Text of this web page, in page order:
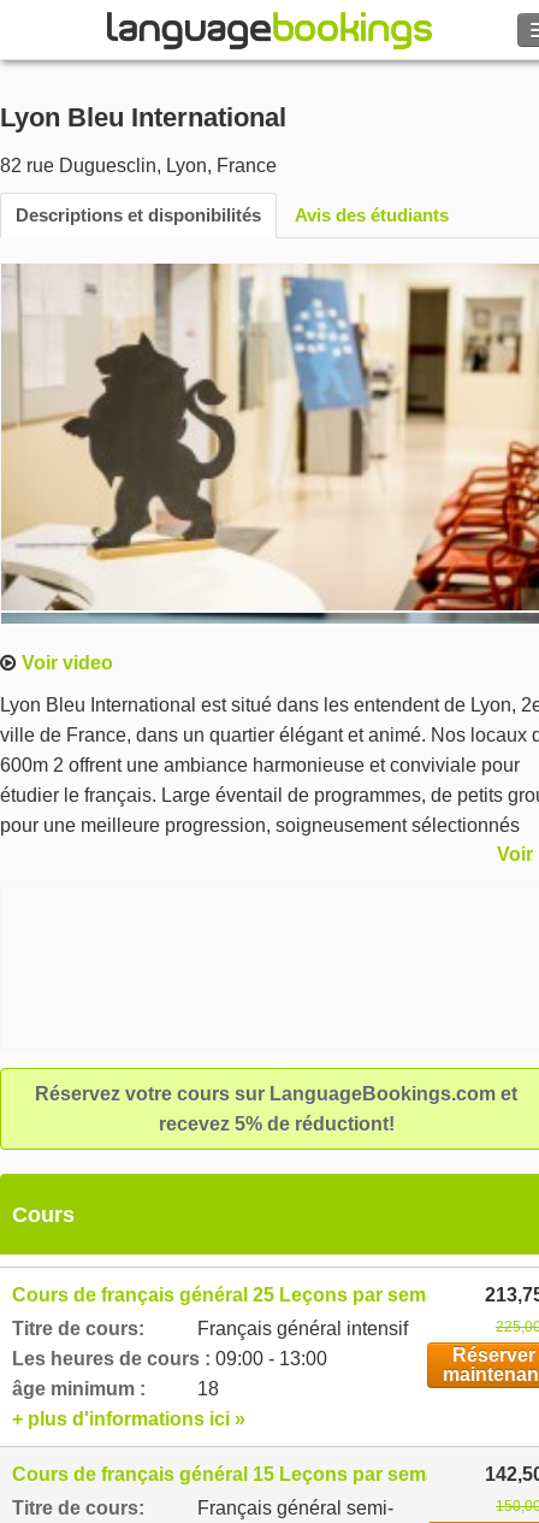
Contactez-nous
PARCOURIR
Se connecter
Monnaie
Langue
Lyon Bleu International
82 rue Duguesclin, Lyon, France
Descriptions et disponibilités Avis des étudiants
Voir video
Lyon Bleu International est situé dans les entendent de Lyon,
ville de France, dans un quartier élégant et animé. Nos locaux
600m 2 offrent une ambiance harmonieuse et conviviale pour
étudier le français. Large éventail de programmes, de petits
pour une meilleure progression, soigneusement sélectionnés
options d'hébergement, personnel efficace et sympathique, des
Voir
Réservez votre cours sur LanguageBookings.com et
recevez 5% de réductiont!
Cours
Cours de français général 25 Leçons par semaine
Titre de cours:
Français général intensif
Les heures de cours : 09:00 - 13:00
âge minimum :
18
Réserver
+ plus d'informations ici »
Cours de français général 15 Leçons par semaine
Titre de cours:
Français général semi-